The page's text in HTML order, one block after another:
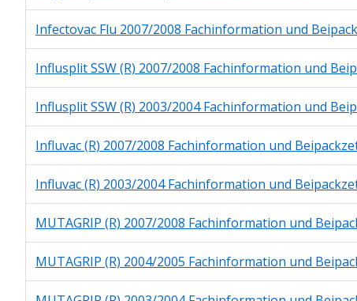
Infectovac Flu 2007/2008 Fachinformation und
Influsplit SSW (R) 2007/2008 Fachinformation und
Influsplit SSW (R) 2003/2004 Fachinformation und
Influvac (R) 2007/2008 Fachinformation und
Influvac (R) 2003/2004 Fachinformation und
MUTAGRIP (R) 2007/2008 Fachinformation und
MUTAGRIP (R) 2004/2005 Fachinformation und